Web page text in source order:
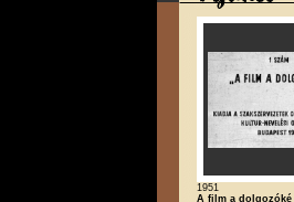
1951
A film a dolgozóké